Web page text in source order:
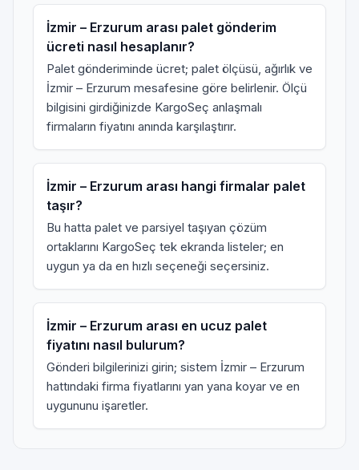
İzmir – Erzurum arası palet gönderim
ücreti nasıl hesaplanır?
Palet gönderiminde ücret; palet ölçüsü, ağırlık ve
İzmir – Erzurum mesafesine göre belirlenir. Ölçü
bilgisini girdiğinizde KargoSeç anlaşmalı
firmaların fiyatını anında karşılaştırır.
İzmir – Erzurum arası hangi firmalar palet
taşır?
Bu hatta palet ve parsiyel taşıyan çözüm
ortaklarını KargoSeç tek ekranda listeler; en
uygun ya da en hızlı seçeneği seçersiniz.
İzmir – Erzurum arası en ucuz palet
fiyatını nasıl bulurum?
Gönderi bilgilerinizi girin; sistem İzmir – Erzurum
hattındaki firma fiyatlarını yan yana koyar ve en
uygununu işaretler.